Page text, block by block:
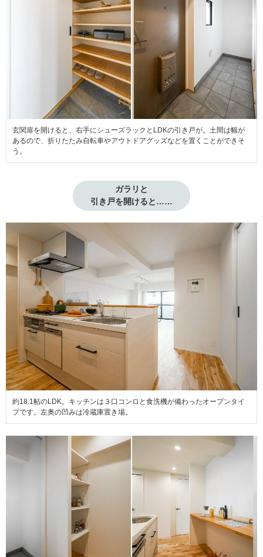
玄関扉を開けると、右手にシューズラックとLDKの引き戸が。土間は幅が
あるので、折りたたみ自転車やアウトドアグッズなどを置くことができそ
う。
ガラリと
引き戸を開けると……
約18.1帖のLDK。キッチンは３口コンロと食洗機が備わったオープンタイ
プです。左奥の凹みは冷蔵庫置き場。